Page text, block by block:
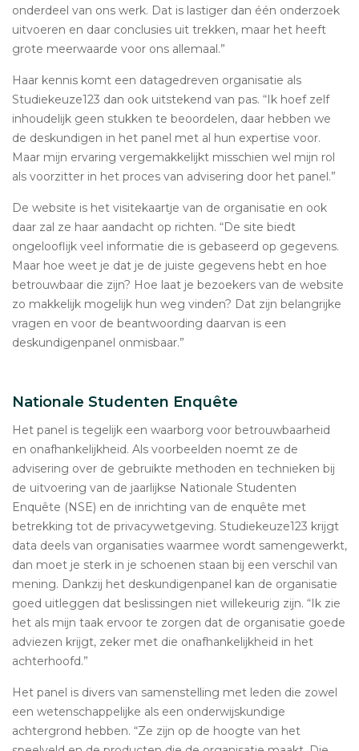
onderdeel van ons werk. Dat is lastiger dan één onderzoek
uitvoeren en daar conclusies uit trekken, maar het heeft
grote meerwaarde voor ons allemaal.”
Haar kennis komt een datagedreven organisatie als
Studiekeuze123 dan ook uitstekend van pas. “Ik hoef zelf
inhoudelijk geen stukken te beoordelen, daar hebben we
de deskundigen in het panel met al hun expertise voor.
Maar mijn ervaring vergemakkelijkt misschien wel mijn rol
als voorzitter in het proces van advisering door het panel.”
De website is het visitekaartje van de organisatie en ook
daar zal ze haar aandacht op richten. “De site biedt
ongelooflijk veel informatie die is gebaseerd op gegevens.
Maar hoe weet je dat je de juiste gegevens hebt en hoe
betrouwbaar die zijn? Hoe laat je bezoekers van de website
zo makkelijk mogelijk hun weg vinden? Dat zijn belangrijke
vragen en voor de beantwoording daarvan is een
deskundigenpanel onmisbaar.”
Nationale Studenten Enquête
Het panel is tegelijk een waarborg voor betrouwbaarheid
en onafhankelijkheid. Als voorbeelden noemt ze de
advisering over de gebruikte methoden en technieken bij
de uitvoering van de jaarlijkse Nationale Studenten
Enquête (NSE) en de inrichting van de enquête met
betrekking tot de privacywetgeving. Studiekeuze123 krijgt
data deels van organisaties waarmee wordt samengewerkt,
dan moet je sterk in je schoenen staan bij een verschil van
mening. Dankzij het deskundigenpanel kan de organisatie
goed uitleggen dat beslissingen niet willekeurig zijn. “Ik zie
het als mijn taak ervoor te zorgen dat de organisatie goede
adviezen krijgt, zeker met die onafhankelijkheid in het
achterhoofd.”
Het panel is divers van samenstelling met leden die zowel
een wetenschappelijke als een onderwijskundige
achtergrond hebben. “Ze zijn op de hoogte van het